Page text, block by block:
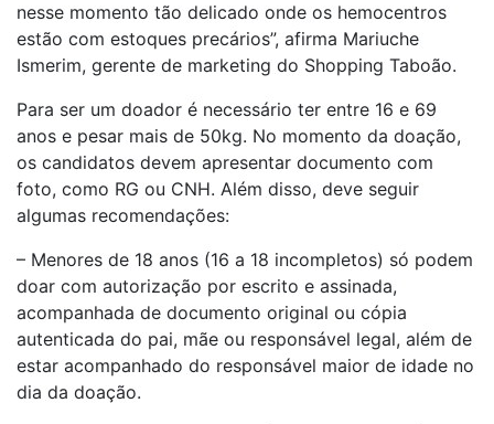
nesse momento tão delicado onde os hemocentros
estão com estoques precários”, afirma Mariuche
Ismerim, gerente de marketing do Shopping Taboão.
Para ser um doador é necessário ter entre 16 e 69
anos e pesar mais de 50kg. No momento da doação,
os candidatos devem apresentar documento com
foto, como RG ou CNH. Além disso, deve seguir
algumas recomendações:
– Menores de 18 anos (16 a 18 incompletos) só podem
doar com autorização por escrito e assinada,
acompanhada de documento original ou cópia
autenticada do pai, mãe ou responsável legal, além de
estar acompanhado do responsável maior de idade no
dia da doação.